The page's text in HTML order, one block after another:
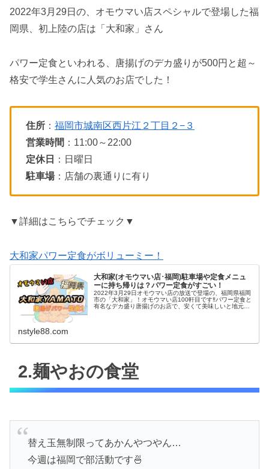
2022年3月29日の、オモウマい店スペシャルで登場した福
岡県、初上陸の店は「大和家」さん
パワー定食といわれる、唐揚げのデカ盛りが500円と超～
格安で学生さんに人気のお店でした！
住所 ： 福岡市城南区西片江２丁目２−３
営業時間 ：11:00～22:00
定休日
：日曜日
駐車場：店舗の裏通りに有り
▼詳細はこちらでチェック▼
大和家パワー定食がボリューミー！
大和家(オモウマい店･福岡)駐車場や定食メニュ
ーに持ち帰りは？パワー定食がすごい！
2022年3月29日オモウマい店の放送で登場の、福岡県福岡
市の「大和家」！オモウマい店100軒目です‼︎パワー定食と
有名なデカ盛り唐揚げのお店で、安くて美味しいと地元で
nstyle88.com
2.麺やおの食堂
替え玉無制限ってあかんやつやん…
今週は福岡で部活動です🍜